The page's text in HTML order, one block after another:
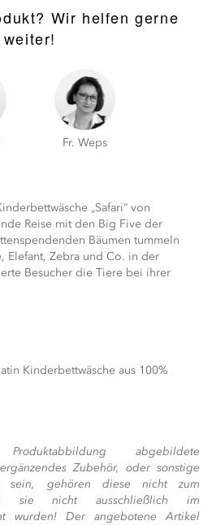
Wir helfen gerne
weiter!
Fr. Weps
„Safari“ von
Reise mit den Big Five der
Bäumen tummeln
Elefant, Zebra und Co. in der
Besucher die Tiere bei ihrer
Kinderbettwäsche aus 100%
abgebildete
Zubehör, oder sonstige
sein, gehören diese nicht zum
sie nicht ausschließlich im
wurden! Der angebotene Artikel